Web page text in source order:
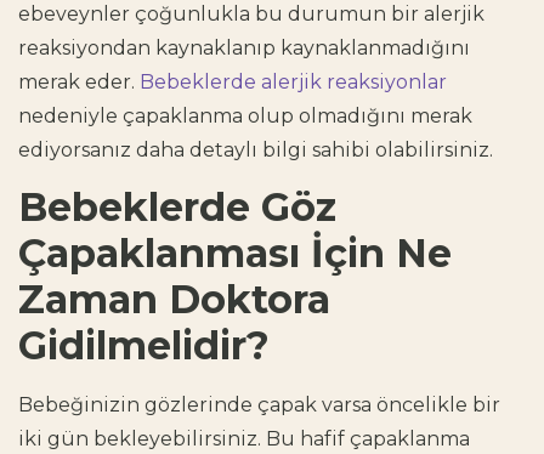
ebeveynler çoğunlukla bu durumun bir alerjik
reaksiyondan kaynaklanıp kaynaklanmadığını
merak eder. Bebeklerde alerjik reaksiyonlar
nedeniyle çapaklanma olup olmadığını merak
ediyorsanız daha detaylı bilgi sahibi olabilirsiniz.
Bebeklerde Göz
Çapaklanması İçin Ne
Zaman Doktora
Gidilmelidir?
Bebeğinizin gözlerinde çapak varsa öncelikle bir
iki gün bekleyebilirsiniz. Bu hafif çapaklanma